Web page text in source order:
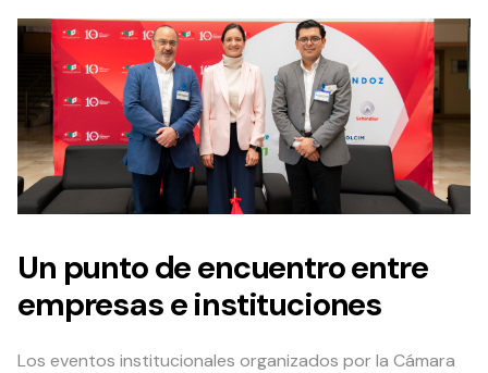
Un punto de encuentro entre
empresas e instituciones
Los eventos institucionales organizados por la Cámara